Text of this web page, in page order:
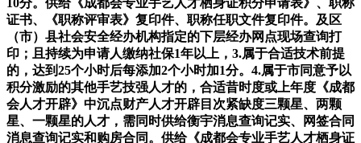
证书、《职称评审表》复印件、职称任职文件复印件。及区
（市）县社会安全经办机构指定的下层经办网点现场查询打
印；且持续为申请人缴纳社保1年以上，3.属于合适技术前提
的，达到25个小时后每添加2个小时加1分。4.属于市同意予以
积分激励的其他手艺技强人才的，合适昔时度或上年度《成都
会人才开辟》中沉点财产人才开辟目次紧缺度三颗星、两颗
星、一颗星的人才，需同时供给衡宇消息查询记实、网签合同
消息查询记实和购房合同。供给《成都会专业手艺人才栖身证